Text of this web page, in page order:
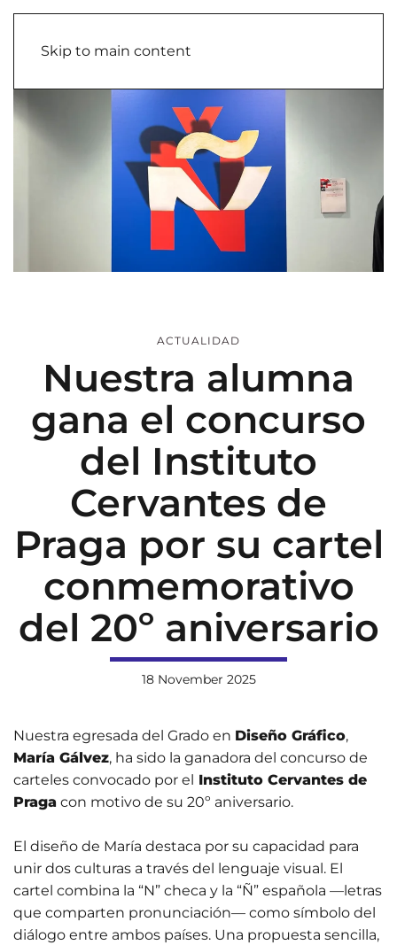
Skip to main content
ACTUALIDAD
Nuestra alumna
gana el concurso
del Instituto
Cervantes de
Praga por su cartel
conmemorativo
del 20º aniversario
18 November 2025
Nuestra egresada del Grado en Diseño Gráfico,
María Gálvez, ha sido la ganadora del concurso de
carteles convocado por el Instituto Cervantes de
Praga con motivo de su 20º aniversario.
El diseño de María destaca por su capacidad para
unir dos culturas a través del lenguaje visual. El
cartel combina la “N” checa y la “Ñ” española —letras
que comparten pronunciación— como símbolo del
diálogo entre ambos países. Una propuesta sencilla,